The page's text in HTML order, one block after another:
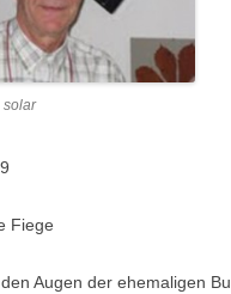
solar
Fiege
Augen der ehemaligen